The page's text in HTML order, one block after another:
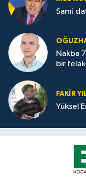
Sami
Nakba
bir
FAKİR
Yüksel